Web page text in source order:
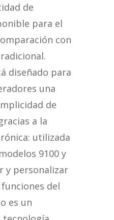
de
para el
con
diseñado para
una
de
a la
utilizada
9100 y
y personalizar
del
es un